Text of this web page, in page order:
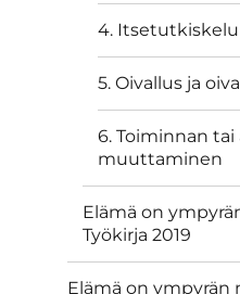
4. Itsetutkiskelu
5. Oivallus ja
6. Toiminnan
muuttaminen
Elämä on
Työkirja 2019
Elämä on